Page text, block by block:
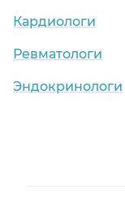
Кардиологи
Ревматологи
Эндокринологи